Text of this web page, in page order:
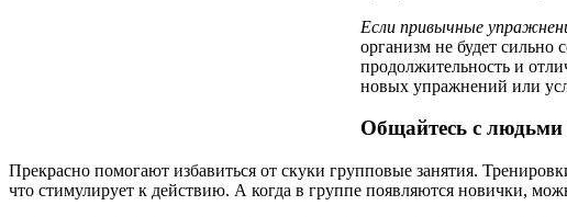
Если привычные
организм не будет
продолжительность и
новых упражнений или
Общайтесь с людьми
Прекрасно помогают избавиться от скуки групповые занятия.
что стимулирует к действию. А когда в группе появляются новички,